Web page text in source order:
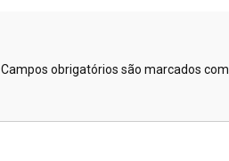
Campos obrigatórios são marcados com